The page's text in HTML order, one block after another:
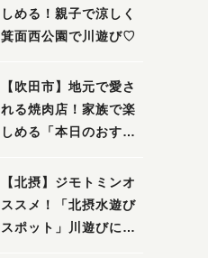
で！〜
しめる！親子で涼しく
箕面西公園で川遊び♡
【吹田市】地元で愛さ
れる焼肉店！家族で楽
しめる「本日のおすす
間
【北摂】ジモトミンオ
ススメ！「北摂水遊び
スポット」川遊びに公